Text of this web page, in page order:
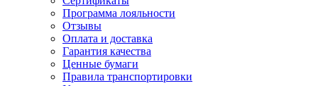
Программа лояльности
Отзывы
Оплата и доставка
Гарантия качества
Ценные бумаги
Правила транспортировки